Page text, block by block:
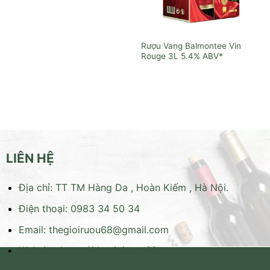
Rượu Vang Balmontee Vin
Rouge 3L
LIÊN HỆ
Địa chỉ: TT TM Hàng Da , Hoàn Kiếm , Hà Nội.
Điện thoại: 0983 34 50 34
Email: thegioiruou68@gmail.com
Website:https://thegioiruou68.com